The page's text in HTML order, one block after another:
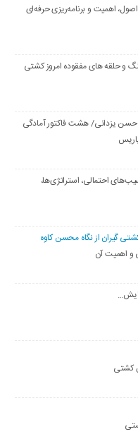
اهمیت و برنامه‌ریزی حرفه‌ای
و حلقه های مفقوده امروز کشتی
حسن یزدانی/ هشت فاکتور آمادگی
احتمالی، استراتژی‌ها،
گیران از نگاه محسن کاوه
و اهمیت آن
کشتی